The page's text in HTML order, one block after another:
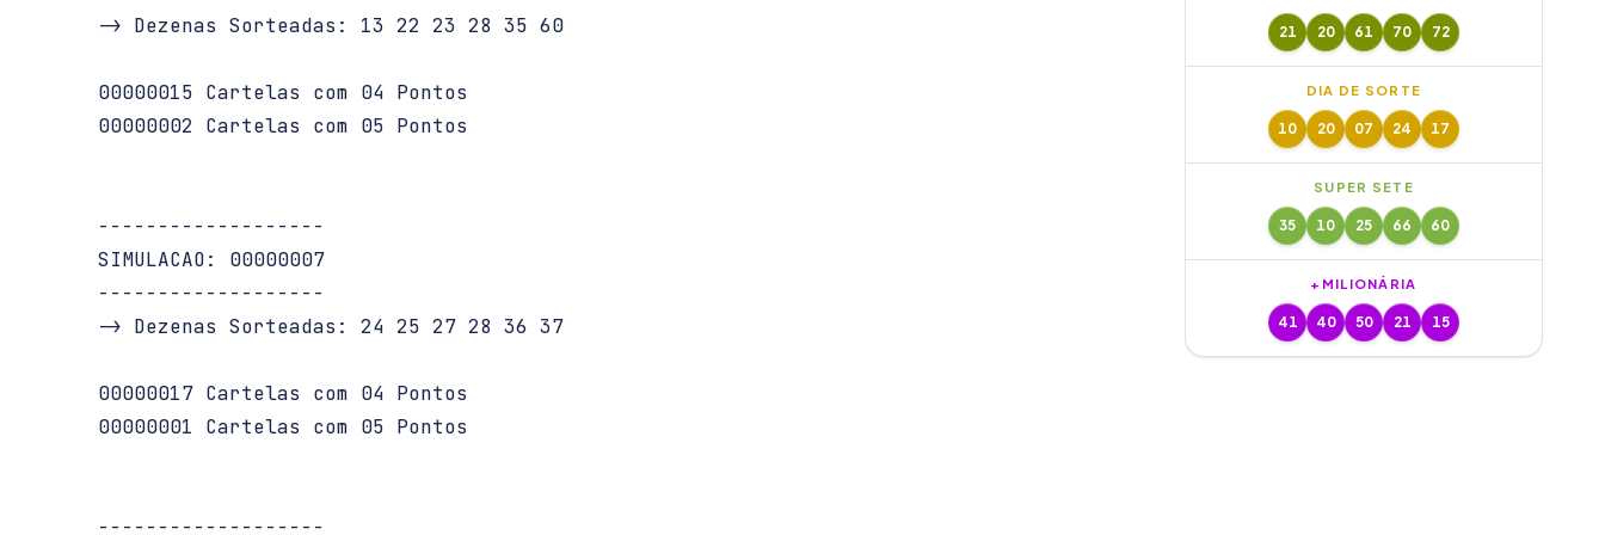
   -> Dezenas Sorteadas: 13 22 23 28 35 60
   00000015 Cartelas com 04 Pontos
   00000002 Cartelas com 05 Pontos
   -------------------
   SIMULACAO: 00000007
   -------------------
   -> Dezenas Sorteadas: 24 25 27 28 36 37
   00000017 Cartelas com 04 Pontos
   00000001 Cartelas com 05 Pontos
   -------------------
21 20 61 70 72
DIA DE SORTE
10 20 07 24 17
SUPER SETE
35 10 25 66 60
+MILIONÁRIA
41 40 50 21 15